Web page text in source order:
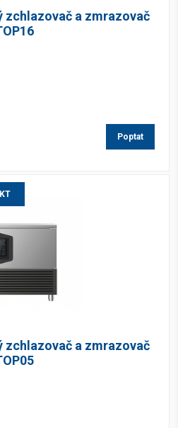
a zmrazovač
Poptat
a zmrazovač